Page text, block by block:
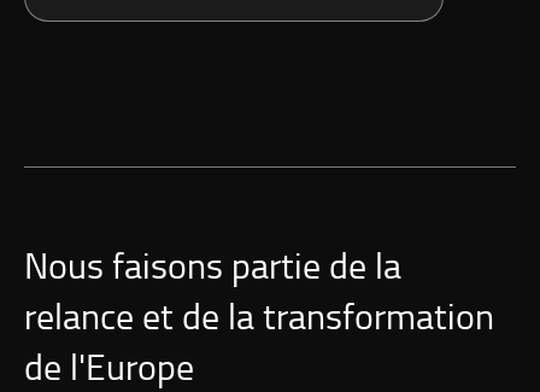
Nous faisons partie de la
relance et de la transformation
de l'Europe